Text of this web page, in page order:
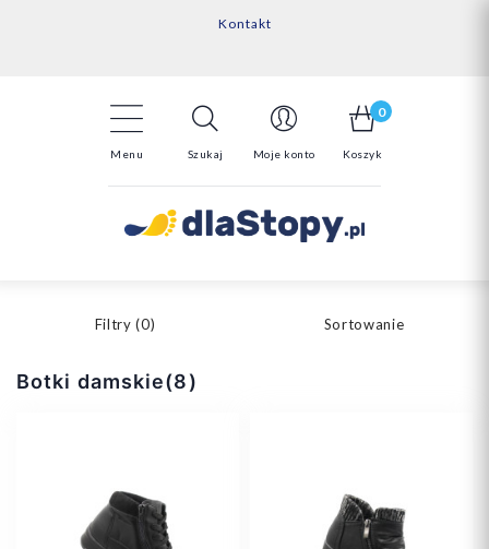
Kontakt
14 Dni na darmowy zwrot*
Menu Szukaj Moje konto
0
Koszyk
Filtry (0) Sortowanie
Botki damskie(8)